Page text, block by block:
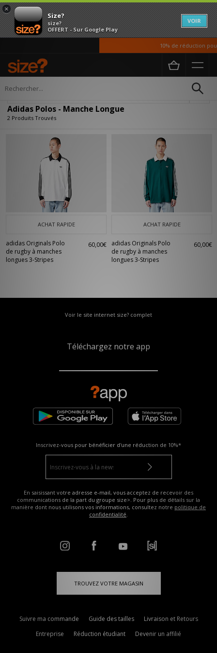
×
Size?
size?
OFFERT - Sur Google Play
VOIR
10% de réduction
Accueil Homme
Adidas Polos - Manche Longue
2 Produits Trouvés
ACHAT RAPIDE
adidas Originals Polo
de rugby à manches
longues 3-Stripes
60,00€
ACHAT RAPIDE
adidas Originals Polo
de rugby à manches
longues 3-Stripes
60,00€
Voir le site internet size? complet
Téléchargez notre app
Inscrivez-vous pour bénéficier d'une réduction de 10%*
En saisissant votre adresse e-mail, vous acceptez de recevoir des
communications de la part du groupe size>. Pour plus de détails sur la
manière dont nous utilisons vos informations, consultez notre politique de
confidentialité.
TROUVEZ VOTRE MAGASIN
Suivre ma commande Guide des tailles
Livraison et Retours
Entreprise
Réduction étudiant Devenir un affilié